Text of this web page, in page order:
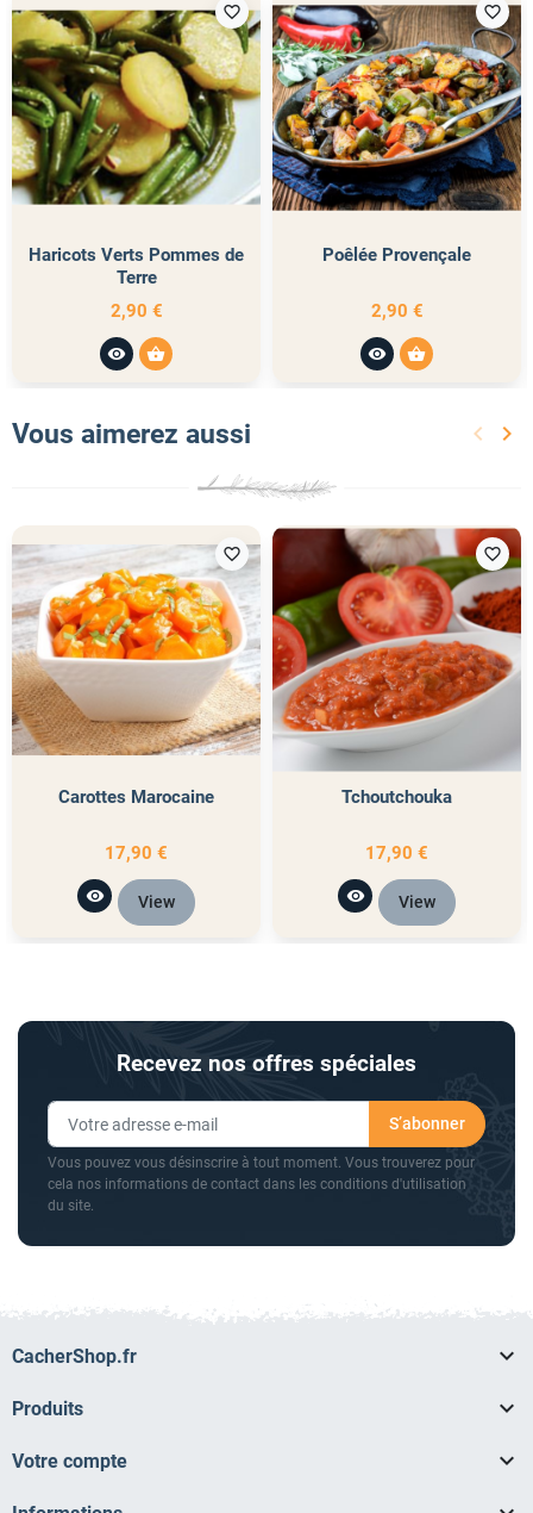
favorite_border
Haricots Verts Pommes de
Terre
2,90 €
visibility shopping_basket
favorite_border
Poêlée Provençale
2,90 €
visibility shopping_basket
Vous aimerez aussi keyboard_arrow_left keyboard_arrow_right
favorite_border
Carottes Marocaine
17,90 €
visibility View
favorite_border
Tchoutchouka
17,90 €
visibility View
Recevez nos offres spéciales
Vous pouvez vous désinscrire à tout moment. Vous trouverez pour
cela nos informations de contact dans les conditions d'utilisation
du site.
CacherShop.fr 
Produits 
Votre compte 